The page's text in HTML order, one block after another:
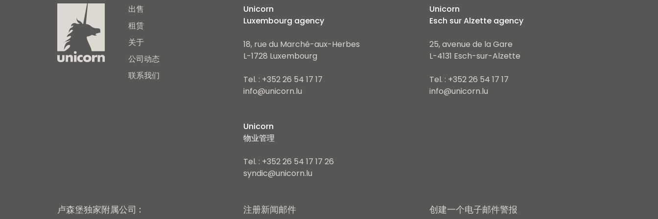
出售
租赁
关于
公司动态
联系我们
Unicorn
Luxembourg agency
18, rue du Marché-aux-Herbes
L-1728 Luxembourg
Tel. : +352 26 54 17 17
info@unicorn.lu
Unicorn
Esch sur Alzette agency
25, avenue de la Gare
L-4131 Esch-sur-Alzette
Tel. : +352 26 54 17 17
info@unicorn.lu
Unicorn
物业管理
Tel. : +352 26 54 17 17 26
syndic@unicorn.lu
卢森堡独家附属公司 : 注册新闻邮件 创建一个电子邮件警报